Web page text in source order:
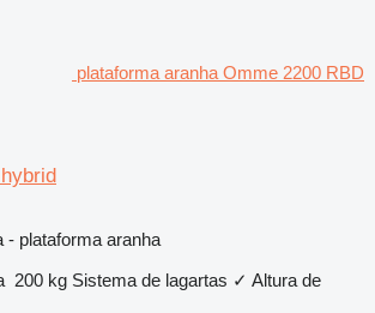
plataforma aranha Omme 2200 RBD
- plataforma aranha
200 kg Sistema de lagartas ✓ Altura de